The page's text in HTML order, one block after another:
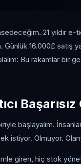
21 yıldır
Günlük 16.000£
Bu rakamlar bir
başlayalım.
istiyor. Olmuyor.
giren, hiç stok